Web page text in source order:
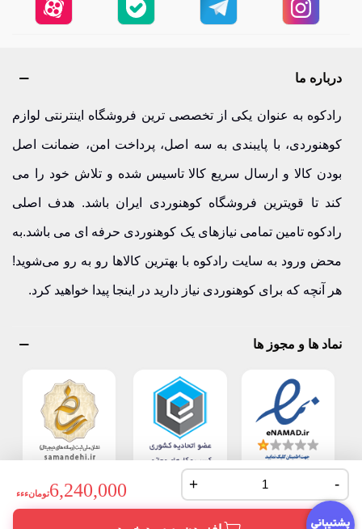
-
+
6,240,000تومانءءء
درباره ما
رادکوه به عنوان یکی از تخصصی ترین فروشگاه اینترنتی لوازم
کوهنوردی، با پایبندی به سه اصل، پرداخت امن، ضمانت اصل
بودن کالا و ارسال سریع کالا تاسیس شده و تلاش خود را می
کند تا قویترین فروشگاه کوهنوردی ایران باشد. هدف اصلی
رادکوه تامین تمامی نیازهای یک کوهنوردی حرفه ای می باشد.به
محض ورود به سایت رادکوه با بهترین کالاها رو به رو می‌شوید!
هر آنچه که برای کوهنوردی نیاز دارید در اینجا پیدا خواهید کرد.
نماد ها و مجوز ها